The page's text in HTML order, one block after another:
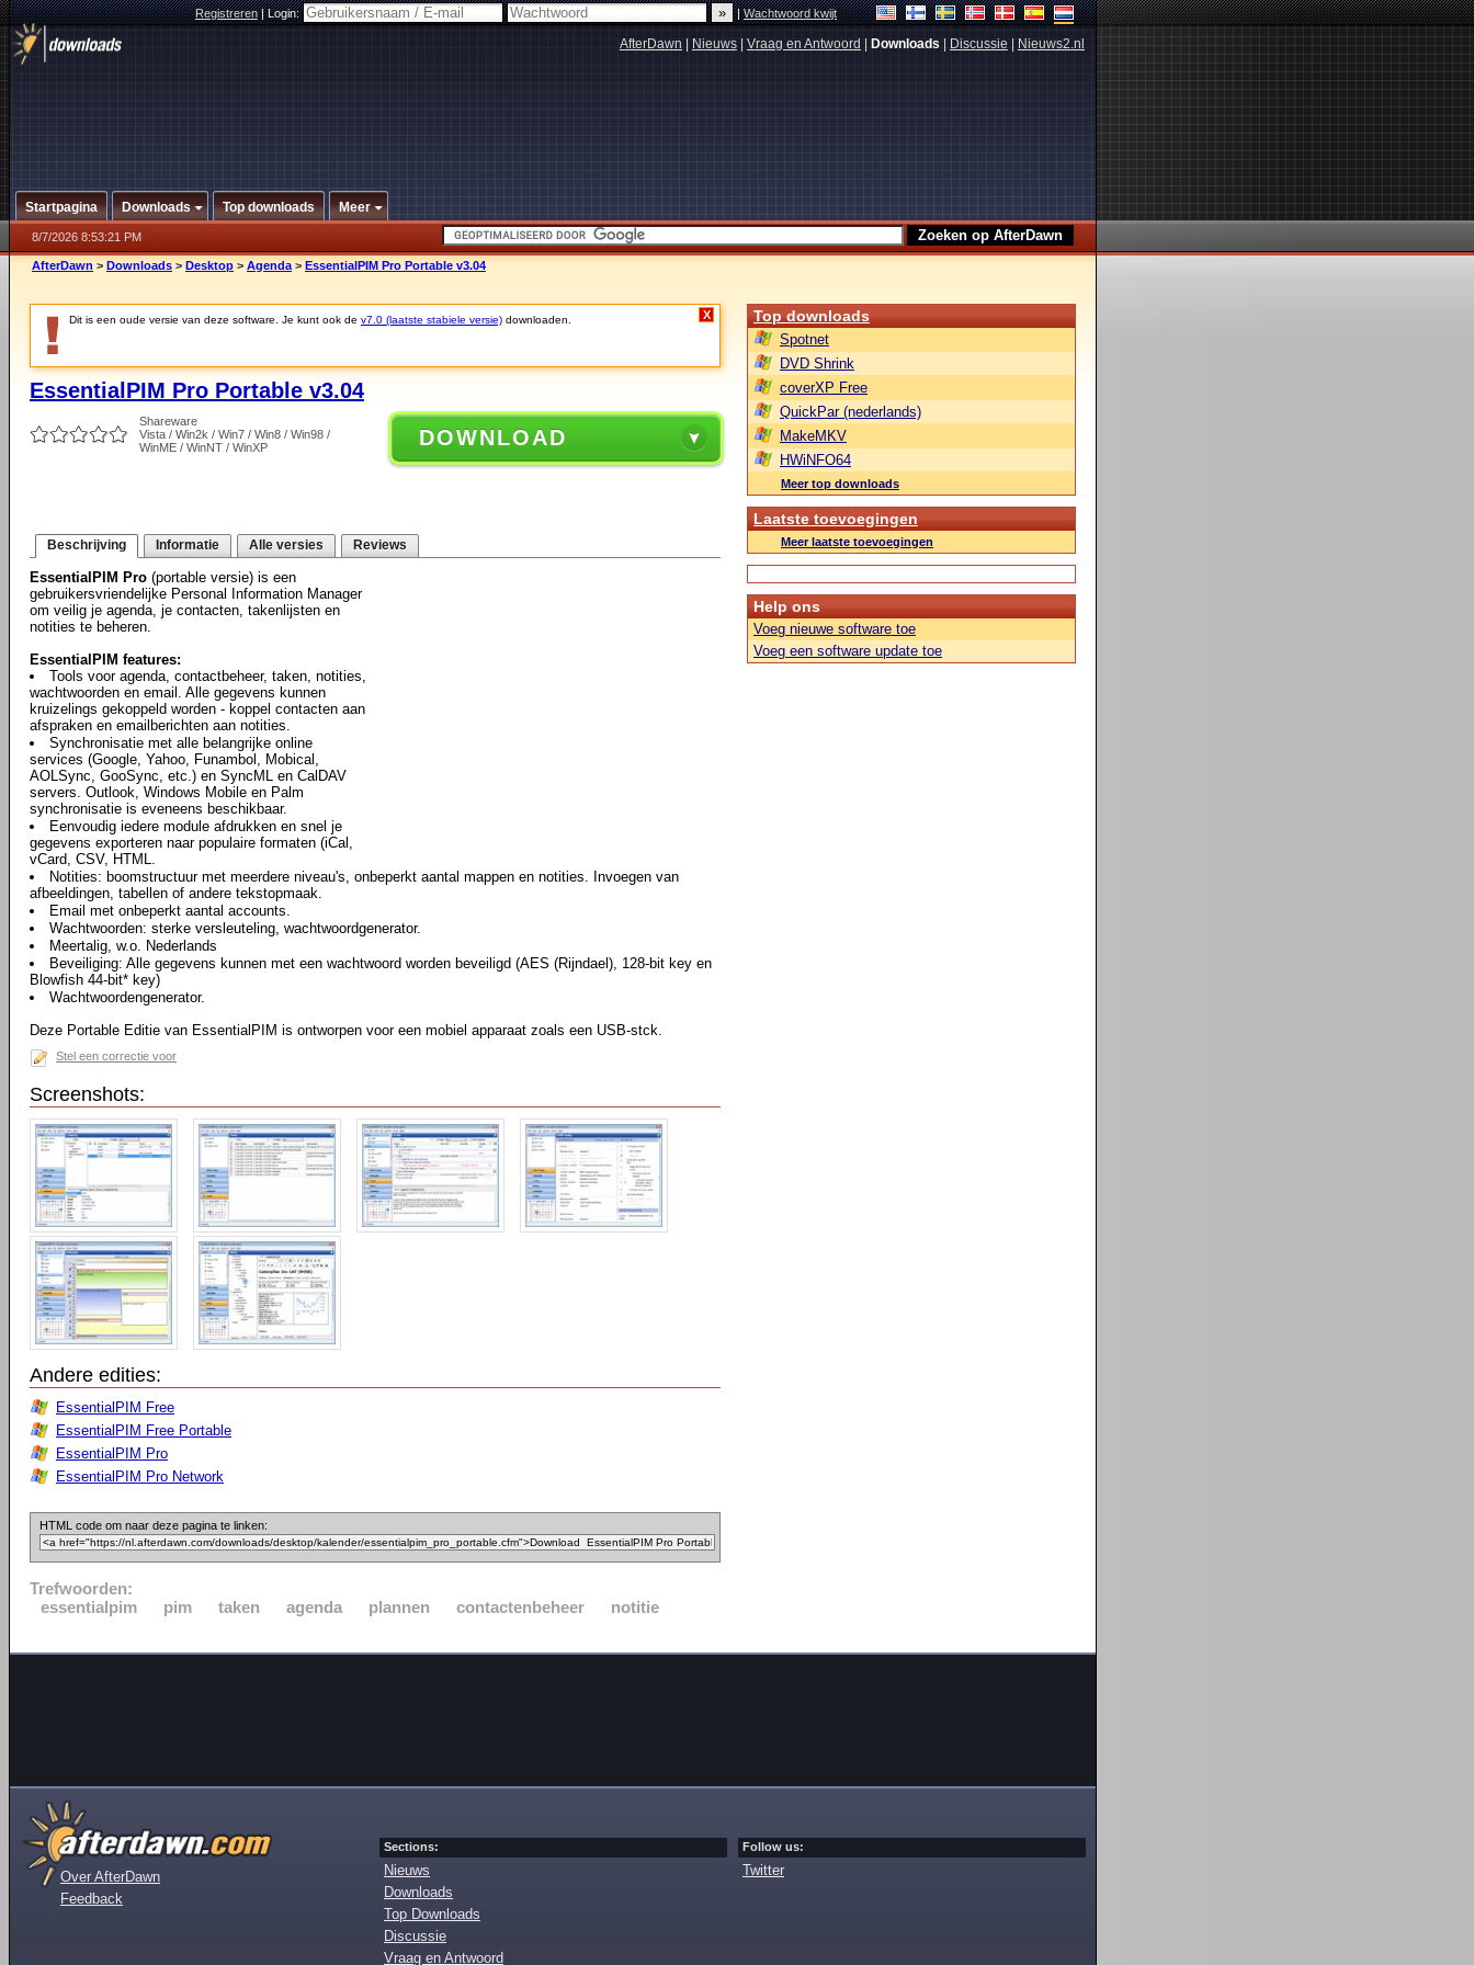
Registreren|Login: |Wachtwoord kwijt
AfterDawn Nieuws Vraag en Antwoord Downloads Discussie Nieuws2.nl
Startpagina Downloads Top downloads Meer
8/7/2026 8:53:21 PM
AfterDawn > Downloads > Desktop > Agenda > EssentialPIM Pro Portable v3.04
Dit is een oude versie van deze software. Je kunt ook de v7.0 (laatste stabiele versie) downloaden. X
EssentialPIM Pro Portable v3.04
Shareware
Vista / Win2k / Win7 / Win8 / Win98 /
WinME / WinNT / WinXP
DOWNLOAD
Beschrijving Informatie Alle versies Reviews
EssentialPIM Pro (portable versie) is een
gebruikersvriendelijke Personal Information Manager
om veilig je agenda, je contacten, takenlijsten en
notities te beheren.
EssentialPIM features:
Tools voor agenda, contactbeheer, taken, notities,
wachtwoorden en email. Alle gegevens kunnen
kruizelings gekoppeld worden - koppel contacten aan
afspraken en emailberichten aan notities.
Synchronisatie met alle belangrijke online
services (Google, Yahoo, Funambol, Mobical,
AOLSync, GooSync, etc.) en SyncML en CalDAV
servers. Outlook, Windows Mobile en Palm
synchronisatie is eveneens beschikbaar.
Eenvoudig iedere module afdrukken en snel je
gegevens exporteren naar populaire formaten (iCal,
vCard, CSV, HTML.
Notities: boomstructuur met meerdere niveau's, onbeperkt aantal mappen en notities. Invoegen van
afbeeldingen, tabellen of andere tekstopmaak.
Email met onbeperkt aantal accounts.
Wachtwoorden: sterke versleuteling, wachtwoordgenerator.
Meertalig, w.o. Nederlands
Beveiliging: Alle gegevens kunnen met een wachtwoord worden beveiligd (AES (Rijndael), 128-bit key en
Blowfish 44-bit* key)
Wachtwoordengenerator.
Deze Portable Editie van EssentialPIM is ontworpen voor een mobiel apparaat zoals een USB-stck.
Stel een correctie voor
Screenshots:
Andere edities:
EssentialPIM Free
EssentialPIM Free Portable
EssentialPIM Pro
EssentialPIM Pro Network
HTML code om naar deze pagina te linken:
Trefwoorden:
essentialpim
pim taken agenda plannen contactenbeheer notitie
Top downloads
Spotnet
DVD Shrink
coverXP Free
QuickPar (nederlands)
MakeMKV
HWiNFO64
Meer top downloads
Laatste toevoegingen
Meer laatste toevoegingen
Help ons
Voeg nieuwe software toe
Voeg een software update toe
Over AfterDawn
Feedback
Sections:
Nieuws
Downloads
Top Downloads
Discussie
Vraag en Antwoord
Follow us:
Twitter